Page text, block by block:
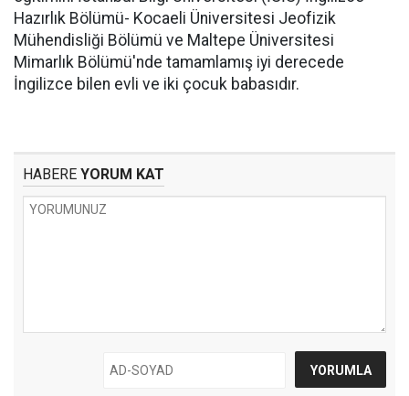
Hazırlık Bölümü- Kocaeli Üniversitesi Jeofizik
Mühendisliği Bölümü ve Maltepe Üniversitesi
Mimarlık Bölümü'nde tamamlamış iyi derecede
İngilizce bilen evli ve iki çocuk babasıdır.
HABERE YORUM KAT